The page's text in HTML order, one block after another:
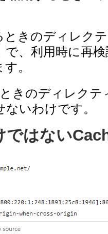
ときのディレク
で、利用時に再
。
きのディレク
いわけです。
ではない